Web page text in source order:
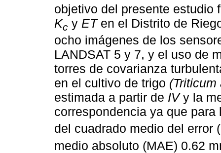
objetivo del presente estudio
Kc y ETen el Distrito de
ocho imágenes de los
LANDSAT 5 y 7, y el uso de
torres de covarianza
en el cultivo de trigo (Triticum
estimada a partir de IVy la
correspondencia ya que
del cuadrado medio del error
medio absoluto (MAE) 0.62